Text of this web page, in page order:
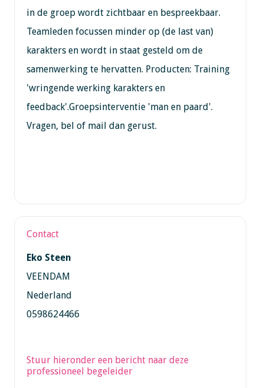
in de groep wordt zichtbaar en bespreekbaar.
Teamleden focussen minder op (de last van)
karakters en wordt in staat gesteld om de
samenwerking te hervatten. Producten: Training
'wringende werking karakters en
feedback'.Groepsinterventie 'man en paard'.
Vragen, bel of mail dan gerust.
Contact
Eko Steen
VEENDAM
Nederland
0598624466
Stuur hieronder een bericht naar deze
professioneel begeleider